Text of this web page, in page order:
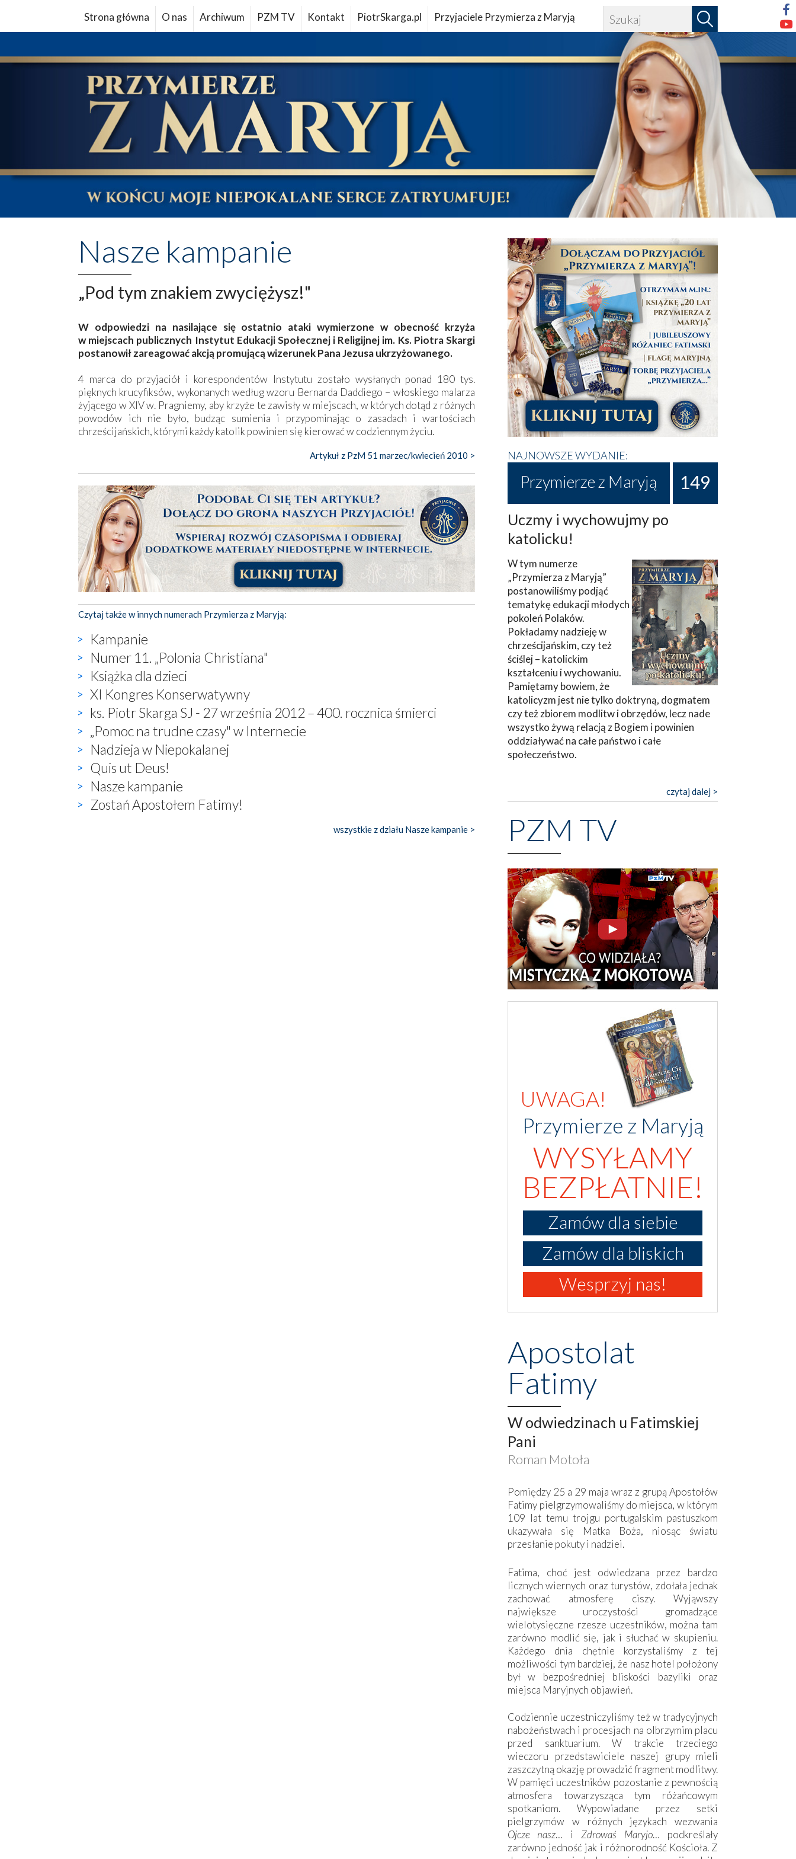
Strona główna O nas Archiwum PZM TV Kontakt PiotrSkarga.pl Przyjaciele Przymierza z Maryją
Nasze kampanie
„Pod tym znakiem zwyciężysz!"
W odpowiedzi na nasilające się ostatnio ataki wymierzone w obecność krzyża
w miejscach publicznych Instytut Edukacji Społecznej i Religijnej im. Ks. Piotra Skargi
postanowił zareagować akcją promującą wizerunek Pana Jezusa ukrzyżowanego.
4 marca do przyjaciół i korespondentów Instytutu zostało wysłanych ponad 180 tys.
pięknych krucyfiksów, wykonanych według wzoru Bernarda Daddiego – włoskiego malarza
żyjącego w XIV w. Pragniemy, aby krzyże te zawisły w miejscach, w których dotąd z różnych
powodów ich nie było, budząc sumienia i przypominając o zasadach i wartościach
chrześcijańskich, którymi każdy katolik powinien się kierować w codziennym życiu.
Artykuł z PzM 51 marzec/kwiecień 2010 >
Czytaj także w innych numerach Przymierza z Maryją:
Kampanie
Numer 11. „Polonia Christiana"
Książka dla dzieci
XI Kongres Konserwatywny
ks. Piotr Skarga SJ - 27 września 2012 – 400. rocznica śmierci
„Pomoc na trudne czasy" w Internecie
Nadzieja w Niepokalanej
Quis ut Deus!
Nasze kampanie
Zostań Apostołem Fatimy!
wszystkie z działu Nasze kampanie >
NAJNOWSZE WYDANIE:
Przymierze z Maryją 149
Uczmy i wychowujmy po
katolicku!
W tym numerze
„Przymierza z Maryją”
postanowiliśmy podjąć
tematykę edukacji młodych
pokoleń Polaków.
Pokładamy nadzieję w
chrześcijańskim, czy też
ściślej – katolickim
kształceniu i wychowaniu.
Pamiętamy bowiem, że
katolicyzm jest nie tylko doktryną, dogmatem
czy też zbiorem modlitw i obrzędów, lecz nade
wszystko żywą relacją z Bogiem i powinien
oddziaływać na całe państwo i całe
społeczeństwo.
czytaj dalej >
PZM TV
UWAGA!
Przymierze z Maryją
WYSYŁAMY
BEZPŁATNIE!
Zamów dla siebie
Zamów dla bliskich
Wesprzyj nas!
Apostolat
Fatimy
W odwiedzinach u Fatimskiej
Pani
Roman Motoła
Pomiędzy 25 a 29 maja wraz z grupą Apostołów
Fatimy pielgrzymowaliśmy do miejsca, w którym
109 lat temu trojgu portugalskim pastuszkom
ukazywała się Matka Boża, niosąc światu
przesłanie pokuty i nadziei.
Fatima, choć jest odwiedzana przez bardzo
licznych wiernych oraz turystów, zdołała jednak
zachować atmosferę ciszy. Wyjąwszy
największe uroczystości gromadzące
wielotysięczne rzesze uczestników, można tam
zarówno modlić się, jak i słuchać w skupieniu.
Każdego dnia chętnie korzystaliśmy z tej
możliwości tym bardziej, że nasz hotel położony
był w bezpośredniej bliskości bazyliki oraz
miejsca Maryjnych objawień.
Codziennie uczestniczyliśmy też w tradycyjnych
nabożeństwach i procesjach na olbrzymim placu
przed sanktuarium. W trakcie trzeciego
wieczoru przedstawiciele naszej grupy mieli
zaszczytną okazję prowadzić fragment modlitwy.
W pamięci uczestników pozostanie z pewnością
atmosfera towarzysząca tym różańcowym
spotkaniom. Wypowiadane przez setki
pielgrzymów w różnych językach wezwania
Ojcze nasz… i Zdrowaś Maryjo… podkreślały
zarówno jedność jak i różnorodność Kościoła. Z